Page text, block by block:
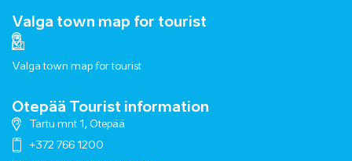
Valga town map for tourist
Valga town map for tourist
Otepää Tourist information
Tartu mnt 1, Otepää
+372 766 1200